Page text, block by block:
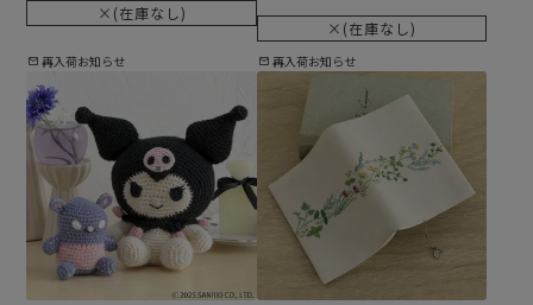
×(在庫なし)
再入荷お知らせ
×(在庫なし)
再入荷お知らせ